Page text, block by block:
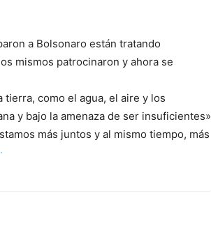
a Bolsonaro están tratando
mismos patrocinaron y ahora se
tierra, como el agua, el aire y los
y bajo la amenaza de ser insuficientes»
más juntos y al mismo tiempo, más